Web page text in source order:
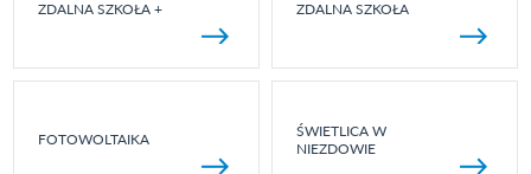
ZDALNA SZKOŁA + ZDALNA SZKOŁA
FOTOWOLTAIKA
ŚWIETLICA W
NIEZDOWIE